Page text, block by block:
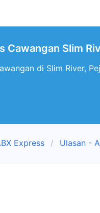
Cawangan Slim
di Slim River,
Express Ulasan -